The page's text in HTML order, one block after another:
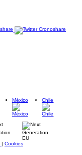
México Chile
| Cookies